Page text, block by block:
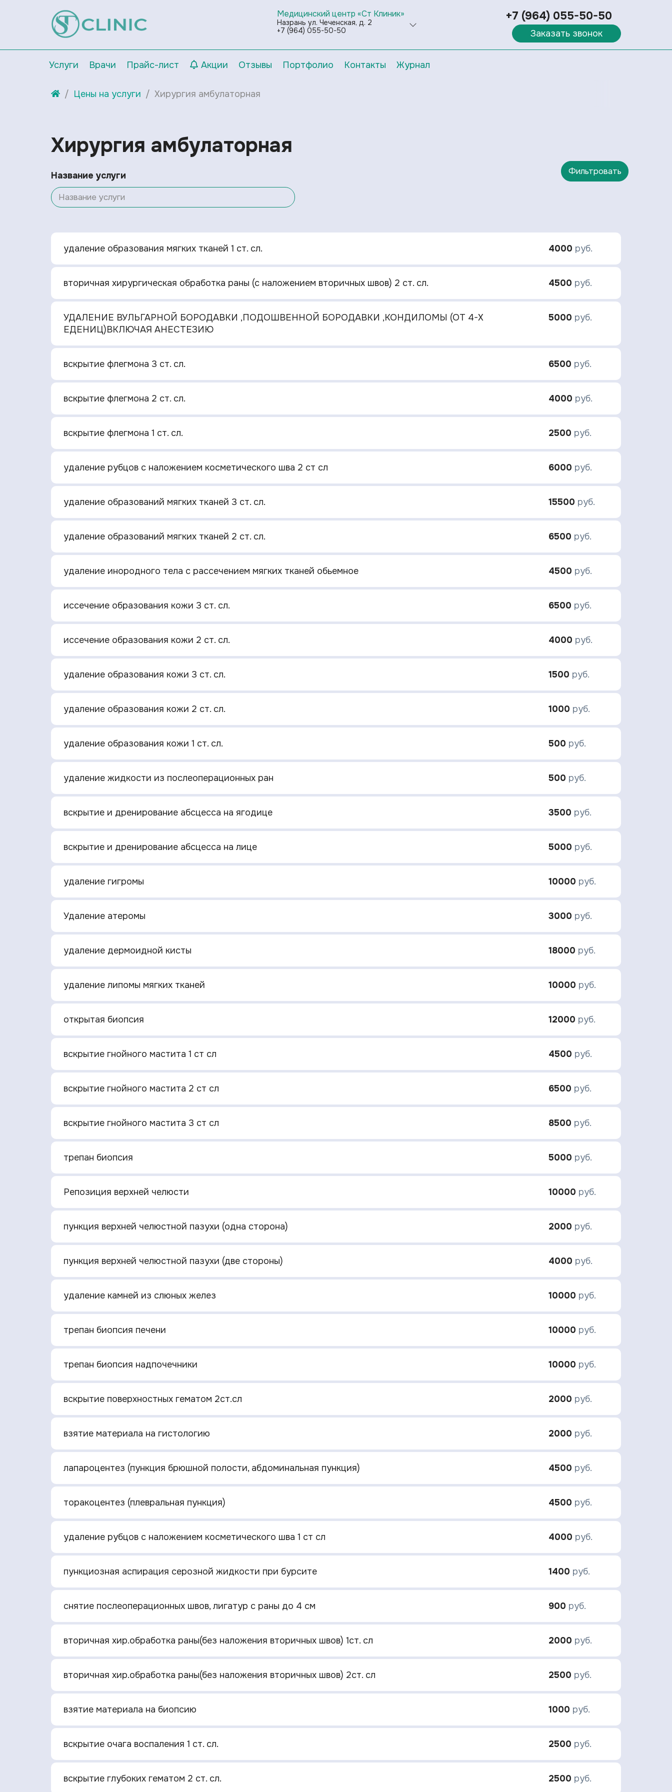
Медицинский центр «Ст Клиник»
Назрань ул. Чеченская, д. 2
+7 (964) 055-50-50
+7 (964) 055-50-50
Заказать звонок
Услуги Врачи Прайс-лист Акции Отзывы Портфолио Контакты Журнал
Цены на услуги Хирургия амбулаторная
Хирургия амбулаторная
Название услуги Фильтровать
удаление образования мягких тканей 1 ст. сл. 4000 руб.
вторичная хирургическая обработка раны (с наложением вторичных швов) 2 ст. сл. 4500 руб.
УДАЛЕНИЕ ВУЛЬГАРНОЙ БОРОДАВКИ ,ПОДОШВЕННОЙ БОРОДАВКИ ,КОНДИЛОМЫ (ОТ 4-Х
ЕДЕНИЦ)ВКЛЮЧАЯ АНЕСТЕЗИЮ
5000 руб.
вскрытие флегмона 3 ст. сл. 6500 руб.
вскрытие флегмона 2 ст. сл. 4000 руб.
вскрытие флегмона 1 ст. сл. 2500 руб.
удаление рубцов с наложением косметического шва 2 ст сл 6000 руб.
удаление образований мягких тканей 3 ст. сл. 15500 руб.
удаление образований мягких тканей 2 ст. сл. 6500 руб.
удаление инородного тела с рассечением мягких тканей обьемное 4500 руб.
иссечение образования кожи 3 ст. сл. 6500 руб.
иссечение образования кожи 2 ст. сл. 4000 руб.
удаление образования кожи 3 ст. сл. 1500 руб.
удаление образования кожи 2 ст. сл. 1000 руб.
удаление образования кожи 1 ст. сл. 500 руб.
удаление жидкости из послеоперационных ран 500 руб.
вскрытие и дренирование абсцесса на ягодице 3500 руб.
вскрытие и дренирование абсцесса на лице 5000 руб.
удаление гигромы 10000 руб.
Удаление атеромы 3000 руб.
удаление дермоидной кисты 18000 руб.
удаление липомы мягких тканей 10000 руб.
открытая биопсия 12000 руб.
вскрытие гнойного мастита 1 ст сл 4500 руб.
вскрытие гнойного мастита 2 ст сл 6500 руб.
вскрытие гнойного мастита 3 ст сл 8500 руб.
трепан биопсия 5000 руб.
Репозиция верхней челюсти 10000 руб.
пункция верхней челюстной пазухи (одна сторона) 2000 руб.
пункция верхней челюстной пазухи (две стороны) 4000 руб.
удаление камней из слюных желез 10000 руб.
трепан биопсия печени 10000 руб.
трепан биопсия надпочечники 10000 руб.
вскрытие поверхностных гематом 2ст.сл 2000 руб.
взятие материала на гистологию 2000 руб.
лапароцентез (пункция брюшной полости, абдоминальная пункция) 4500 руб.
торакоцентез (плевральная пункция) 4500 руб.
удаление рубцов с наложением косметического шва 1 ст сл 4000 руб.
пункциозная аспирация серозной жидкости при бурсите 1400 руб.
снятие послеоперационных швов, лигатур с раны до 4 см 900 руб.
вторичная хир.обработка раны(без наложения вторичных швов) 1ст. сл 2000 руб.
вторичная хир.обработка раны(без наложения вторичных швов) 2ст. сл 2500 руб.
взятие материала на биопсию 1000 руб.
вскрытие очага воспаления 1 ст. сл. 2500 руб.
вскрытие глубоких гематом 2 ст. сл. 2500 руб.